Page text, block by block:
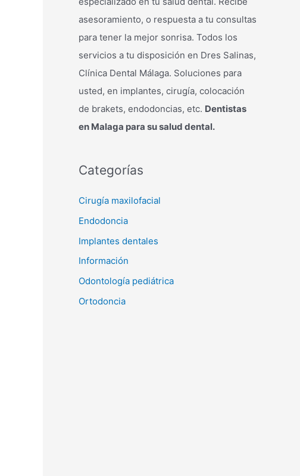
asesoramiento, o respuesta a tu consultas
para tener la mejor sonrisa. Todos los
servicios a tu disposición en Dres Salinas,
Clínica Dental Málaga. Soluciones para
usted, en implantes, cirugía, colocación
de brakets, endodoncias, etc. Dentistas
en Malaga para su salud dental.
Categorías
Cirugía maxilofacial
Endodoncia
Implantes dentales
Información
Odontología pediátrica
Ortodoncia